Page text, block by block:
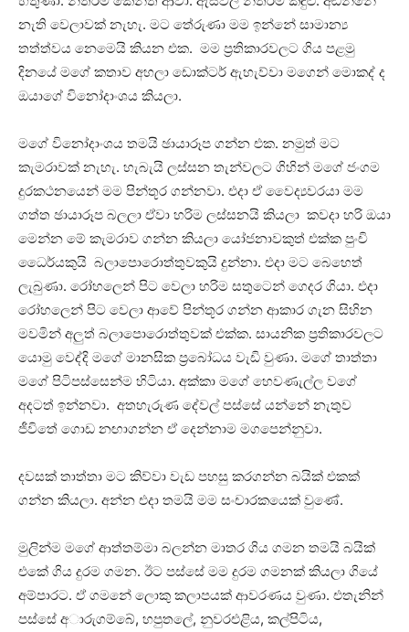
නැති වෙලාවක් නැහැ. මට තේරුණා මම ඉන්නේ සාමාන්‍ය
තත්ත්වය නෙමෙයි කියන එක. මම ප්‍රතිකාරවලට ගිය පළමු
දිනයේ මගේ කතාව අහලා ඩොක්ටර් ඇහැව්වා මගෙන් මොකද් ද
ඔයාගේ විනෝදාංශය කියලා.
මගේ විනෝදාංශය තමයි ඡායාරූප ගන්න එක. නමුත් මට
කැමරාවක් නැහැ. හැබැයි ලස්සන තැන්වලට ගිහින් මගේ ජංගම
දුරකථනයෙන් මම පින්තූර ගන්නවා. එදා ඒ වෛද්‍යවරයා මම
ගත්ත ඡායාරූප බලලා ඒවා හරිම ලස්සනයි කියලා කවදා හරි ඔයා
මෙන්න මේ කැමරාව ගන්න කියලා යෝජනාවකුත් එක්ක පුංචි
ධෛර්යකුයි බලාපොරොත්තුවකුයි දුන්නා. එදා මට බෙහෙත්
ලැබුණා. රෝහලෙන් පිට වෙලා හරිම සතුටෙන් ගෙදර ගියා. එදා
රෝහලෙන් පිට වෙලා ආවේ පින්තූර ගන්න ආකාර ගැන සිහින
මවමින් අලුත් බලාපොරොත්තුවක් එක්ක. සායනික ප්‍රතිකාරවලට
යොමු වෙද්දි මගේ මානසික ප්‍රබෝධය වැඩි වුණා. මගේ තාත්තා
මගේ පිටිපස්සෙන්ම හිටියා. අක්කා මගේ හෙවණැල්ල වගේ
අදටත් ඉන්නවා. අතහැරුණ දේවල් පස්සේ යන්නේ නැතුව
ජීවිතේ ගොඩ නඟාගන්න ඒ දෙන්නාම මගපෙන්නුවා.
දවසක් තාත්තා මට කිව්වා වැඩ පහසු කරගන්න බයික් එකක්
ගන්න කියලා. අන්න එදා තමයි මම සංචාරකයෙක් වුණේ.
මුලින්ම මගේ ආත්තම්මා බලන්න මාතර ගිය ගමන තමයි බයික්
එකේ ගිය දුරම ගමන. ඊට පස්සේ මම දුරම ගමනක් කියලා ගියේ
අම්පාරට. ඒ ගමනේ ලොකු කලාපයක් ආවරණය වුණා. එතැනින්
පස්සේ අාරුගම්බේ, හපුතලේ, නුවරඑළිය, කල්පිටිය,